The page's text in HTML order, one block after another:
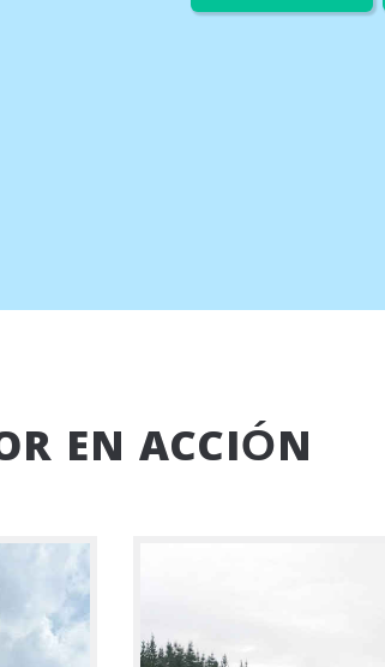
EN ACCIÓN